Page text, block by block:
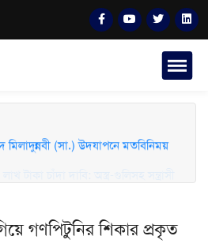
(সা.) উদযাপনে মতবিনিময়
গণপিটুনির শিকার প্রকৃত